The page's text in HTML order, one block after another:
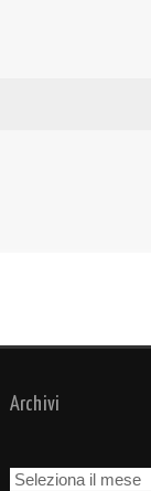
Archivi
Archivi